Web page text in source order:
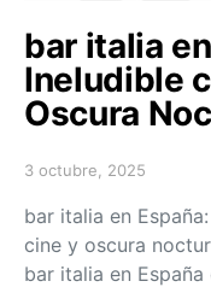
bar italia
Ineludible
Oscura
Posted on
3 octubre, 2025
bar italia en
cine y oscura
bar italia en